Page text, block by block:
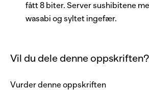
fått 8 biter. Server sushibitene
wasabi og syltet ingefær.
Vil du dele denne oppskriften?
Vurder denne oppskriften